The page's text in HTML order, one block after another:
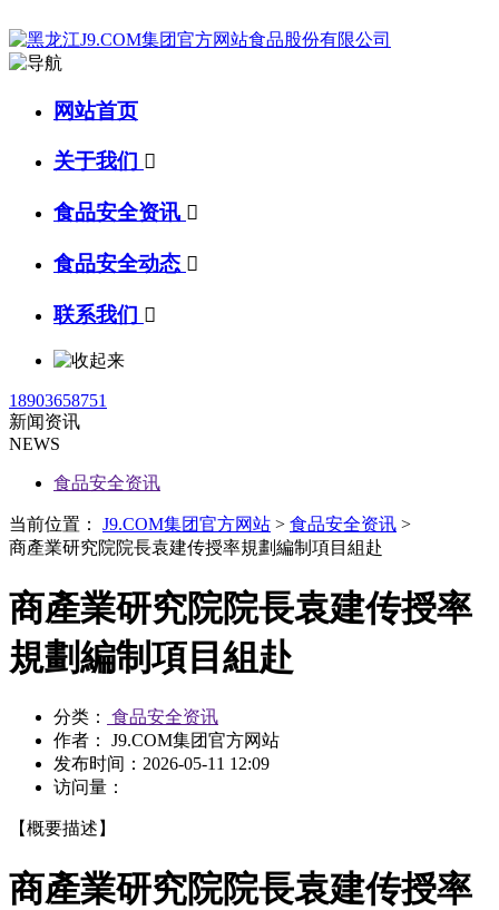
网站首页
关于我们 
食品安全资讯 
食品安全动态 
联系我们 
18903658751
新闻资讯
NEWS
食品安全资讯
当前位置： J9.COM集团官方网站 > 食品安全资讯 >
商產業研究院院長袁建传授率規劃編制項目組赴
商產業研究院院長袁建传授率
規劃編制項目組赴
分类：
食品安全资讯
作者： J9.COM集团官方网站
发布时间： 2026-05-11 12:09
访问量：
【概要描述】
商產業研究院院長袁建传授率